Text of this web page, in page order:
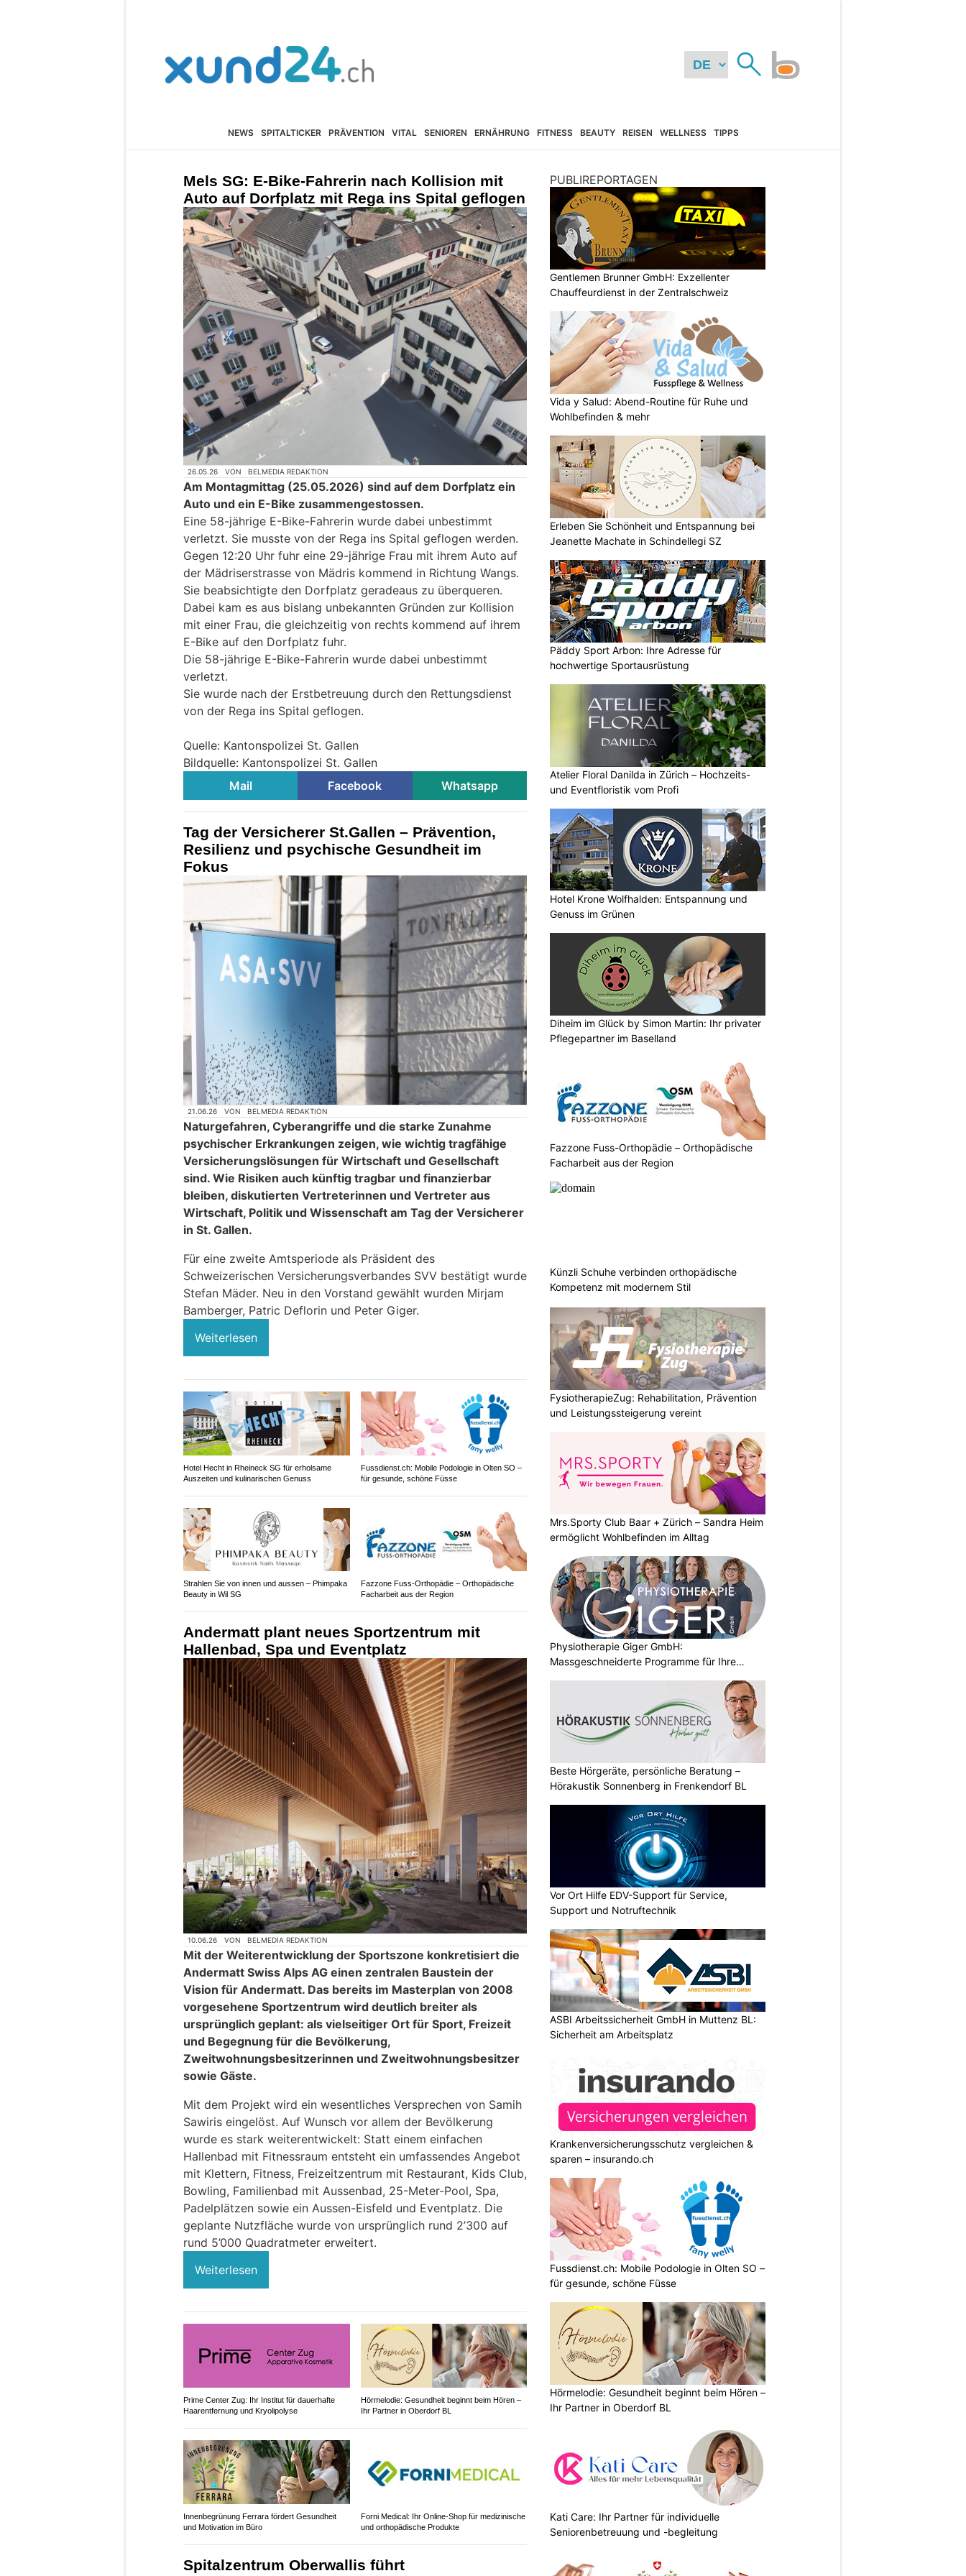
NEWS SPITALTICKER PRÄVENTION VITAL SENIOREN ERNÄHRUNG FITNESS BEAUTY REISEN WELLNESS TIPPS
Mels SG: E-Bike-Fahrerin nach Kollision mit
Auto auf Dorfplatz mit Rega ins Spital geflogen
26.05.26 VON BELMEDIA REDAKTION
Am Montagmittag (25.05.2026) sind auf dem Dorfplatz ein
Auto und ein E-Bike zusammengestossen.
Eine 58-jährige E-Bike-Fahrerin wurde dabei unbestimmt
verletzt. Sie musste von der Rega ins Spital geflogen werden.
Gegen 12:20 Uhr fuhr eine 29-jährige Frau mit ihrem Auto auf
der Mädriserstrasse von Mädris kommend in Richtung Wangs.
Sie beabsichtigte den Dorfplatz geradeaus zu überqueren.
Dabei kam es aus bislang unbekannten Gründen zur Kollision
mit einer Frau, die gleichzeitig von rechts kommend auf ihrem
E-Bike auf den Dorfplatz fuhr.
Die 58-jährige E-Bike-Fahrerin wurde dabei unbestimmt
verletzt.
Sie wurde nach der Erstbetreuung durch den Rettungsdienst
von der Rega ins Spital geflogen.
Quelle: Kantonspolizei St. Gallen
Bildquelle: Kantonspolizei St. Gallen
Mail
Facebook Whatsapp
Tag der Versicherer St.Gallen – Prävention,
Resilienz und psychische Gesundheit im
Fokus
21.06.26 VON BELMEDIA REDAKTION
Naturgefahren, Cyberangriffe und die starke Zunahme
psychischer Erkrankungen zeigen, wie wichtig tragfähige
Versicherungslösungen für Wirtschaft und Gesellschaft
sind. Wie Risiken auch künftig tragbar und finanzierbar
bleiben, diskutierten Vertreterinnen und Vertreter aus
Wirtschaft, Politik und Wissenschaft am Tag der Versicherer
in St. Gallen.
Für eine zweite Amtsperiode als Präsident des
Schweizerischen Versicherungsverbandes SVV bestätigt wurde
Stefan Mäder. Neu in den Vorstand gewählt wurden Mirjam
Bamberger, Patric Deflorin und Peter Giger.
Weiterlesen
Hotel Hecht in Rheineck SG für erholsame
Auszeiten und kulinarischen Genuss
Fussdienst.ch: Mobile Podologie in Olten SO –
für gesunde, schöne Füsse
Strahlen Sie von innen und aussen – Phimpaka
Beauty in Wil SG
Fazzone Fuss-Orthopädie – Orthopädische
Facharbeit aus der Region
Andermatt plant neues Sportzentrum mit
Hallenbad, Spa und Eventplatz
10.06.26 VON BELMEDIA REDAKTION
Mit der Weiterentwicklung der Sportszone konkretisiert die
Andermatt Swiss Alps AG einen zentralen Baustein der
Vision für Andermatt. Das bereits im Masterplan von 2008
vorgesehene Sportzentrum wird deutlich breiter als
ursprünglich geplant: als vielseitiger Ort für Sport, Freizeit
und Begegnung für die Bevölkerung,
Zweitwohnungsbesitzerinnen und Zweitwohnungsbesitzer
sowie Gäste.
Mit dem Projekt wird ein wesentliches Versprechen von Samih
Sawiris eingelöst. Auf Wunsch vor allem der Bevölkerung
wurde es stark weiterentwickelt: Statt einem einfachen
Hallenbad mit Fitnessraum entsteht ein umfassendes Angebot
mit Klettern, Fitness, Freizeitzentrum mit Restaurant, Kids Club,
Bowling, Familienbad mit Aussenbad, 25-Meter-Pool, Spa,
Padelplätzen sowie ein Aussen-Eisfeld und Eventplatz. Die
geplante Nutzfläche wurde von ursprünglich rund 2’300 auf
rund 5’000 Quadratmeter erweitert.
Weiterlesen
Prime Center Zug: Ihr Institut für dauerhafte
Haarentfernung und Kryolipolyse
Hörmelodie: Gesundheit beginnt beim Hören –
Ihr Partner in Oberdorf BL
Innenbegrünung Ferrara fördert Gesundheit
und Motivation im Büro
Forni Medical: Ihr Online-Shop für medizinische
und orthopädische Produkte
Spitalzentrum Oberwallis führt
PUBLIREPORTAGEN
Gentlemen Brunner GmbH: Exzellenter
Chauffeurdienst in der Zentralschweiz
Vida y Salud: Abend-Routine für Ruhe und
Wohlbefinden & mehr
Erleben Sie Schönheit und Entspannung bei
Jeanette Machate in Schindellegi SZ
Päddy Sport Arbon: Ihre Adresse für
hochwertige Sportausrüstung
Atelier Floral Danilda in Zürich – Hochzeits-
und Eventfloristik vom Profi
Hotel Krone Wolfhalden: Entspannung und
Genuss im Grünen
Diheim im Glück by Simon Martin: Ihr privater
Pflegepartner im Baselland
Fazzone Fuss-Orthopädie – Orthopädische
Facharbeit aus der Region
Künzli Schuhe verbinden orthopädische
Kompetenz mit modernem Stil
FysiotherapieZug: Rehabilitation, Prävention
und Leistungssteigerung vereint
Mrs.Sporty Club Baar + Zürich – Sandra Heim
ermöglicht Wohlbefinden im Alltag
Physiotherapie Giger GmbH:
Massgeschneiderte Programme für Ihre
Beste Hörgeräte, persönliche Beratung –
Hörakustik Sonnenberg in Frenkendorf BL
Vor Ort Hilfe EDV-Support für Service,
Support und Notruftechnik
ASBI Arbeitssicherheit GmbH in Muttenz BL:
Sicherheit am Arbeitsplatz
Krankenversicherungsschutz vergleichen &
sparen – insurando.ch
Fussdienst.ch: Mobile Podologie in Olten SO –
für gesunde, schöne Füsse
Hörmelodie: Gesundheit beginnt beim Hören –
Ihr Partner in Oberdorf BL
Kati Care: Ihr Partner für individuelle
Seniorenbetreuung und -begleitung